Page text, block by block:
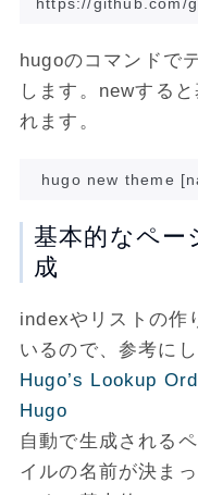
hugoのコマンドで
します。newする
れます。
基本的なペー
成
indexやリストの作
いるので、参考に
Hugo’s Lookup
Hugo
自動で生成される
イルの名前が決ま